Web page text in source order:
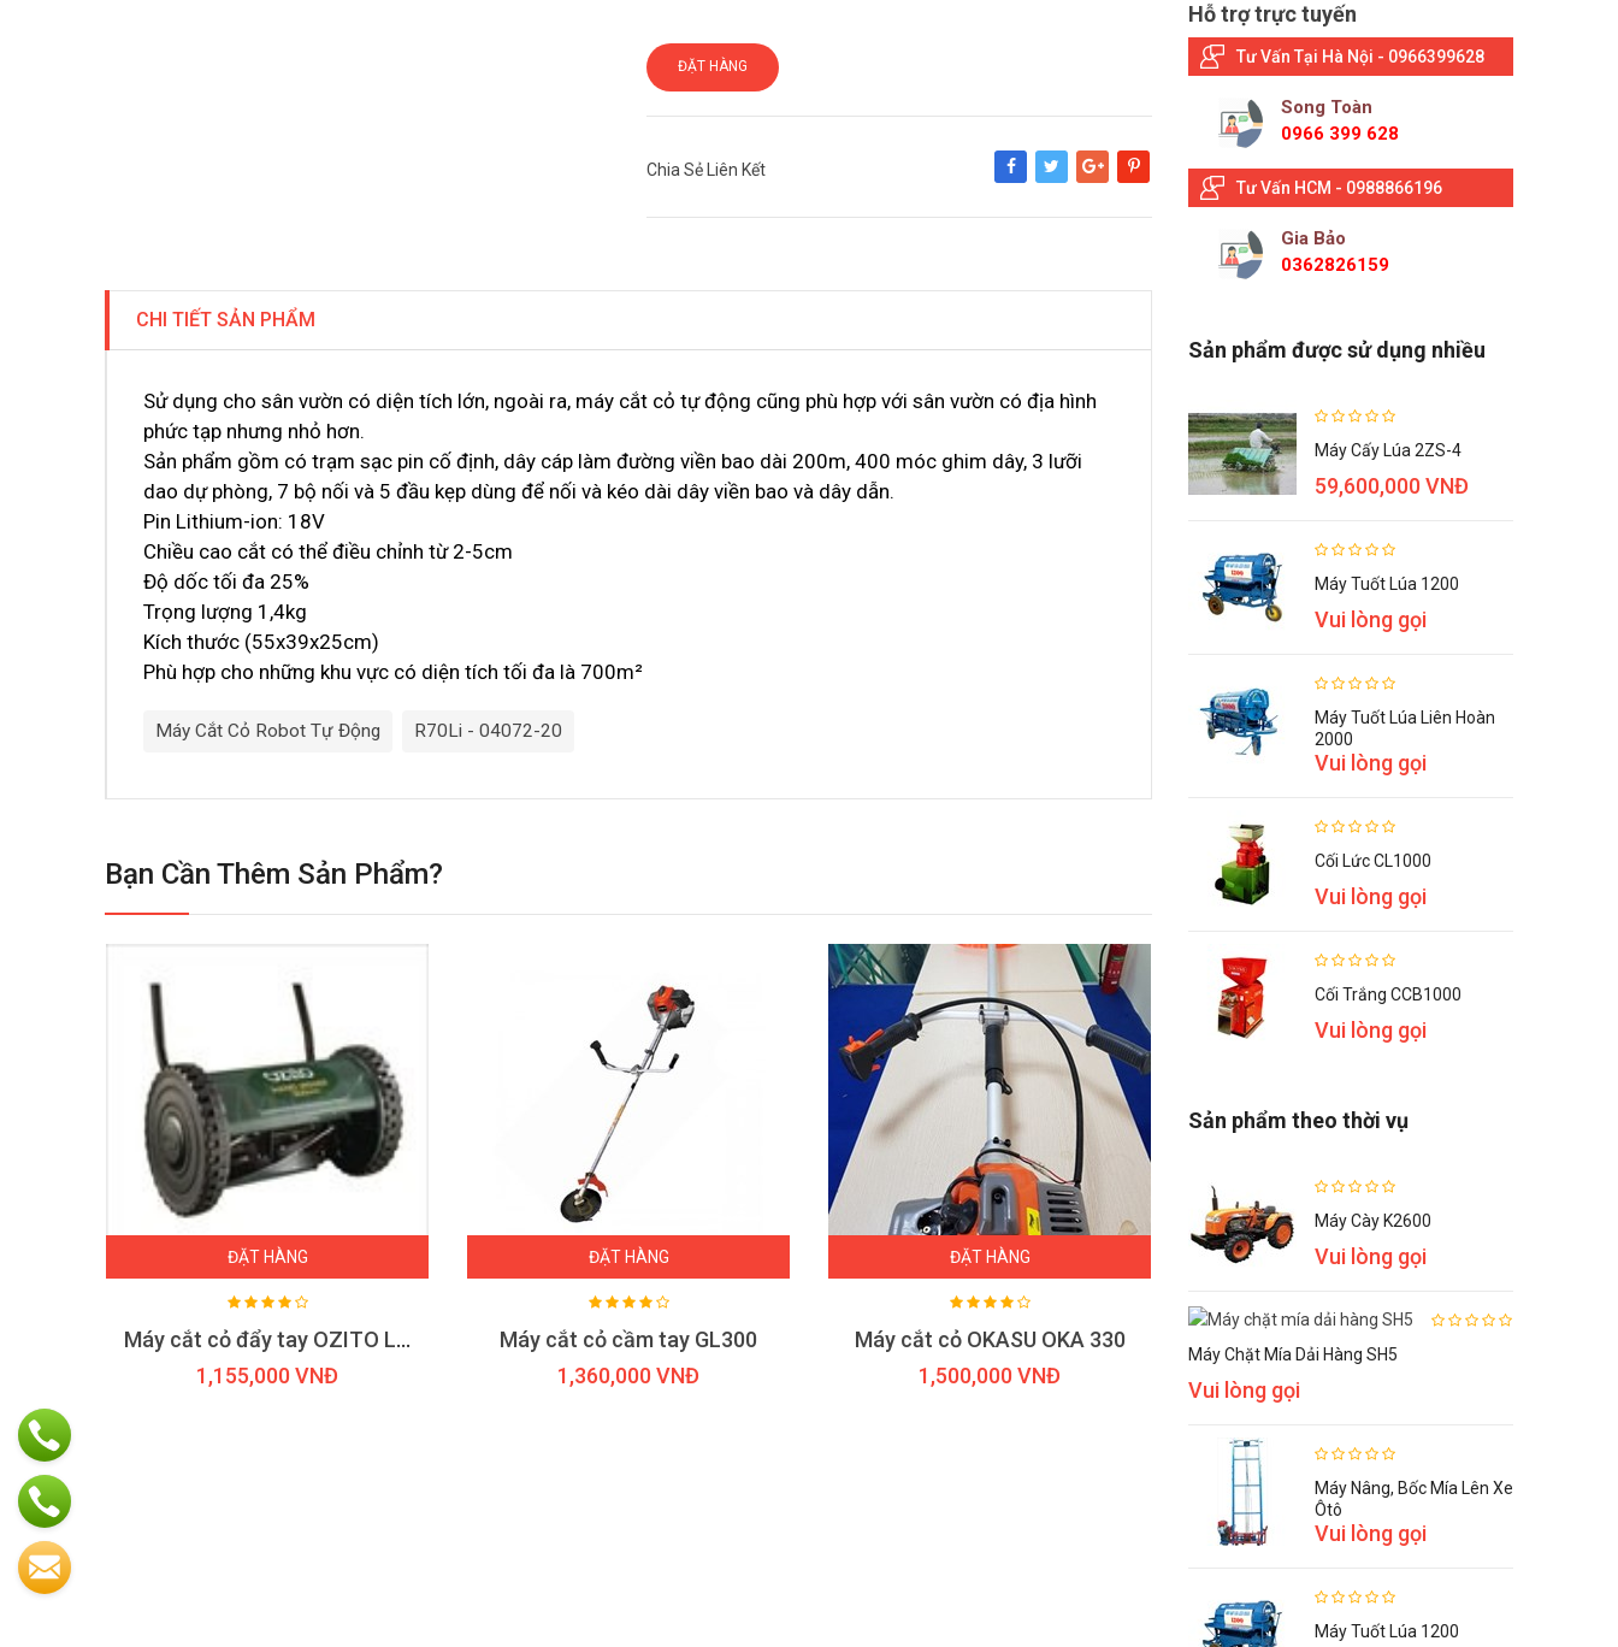
ĐẶT HÀNG
Chia Sẻ Liên Kết
Share Tweet Google+Pinterest
CHI TIẾT SẢN PHẨM
Sử dụng cho sân vườn có diện tích lớn, ngoài ra, máy cắt cỏ tự động cũng phù hợp với sân vườn có địa hình
phức tạp nhưng nhỏ hơn.
Sản phẩm gồm có trạm sạc pin cố định, dây cáp làm đường viền bao dài 200m, 400 móc ghim dây, 3 lưỡi
dao dự phòng, 7 bộ nối và 5 đầu kẹp dùng để nối và kéo dài dây viền bao và dây dẫn.
Pin Lithium-ion: 18V
Chiều cao cắt có thể điều chỉnh từ 2-5cm
Độ dốc tối đa 25%
Trọng lượng 1,4kg
Kích thước (55x39x25cm)
Phù hợp cho những khu vực có diện tích tối đa là 700m²
Máy Cắt Cỏ Robot Tự Động R70Li - 04072-20
Bạn Cần Thêm Sản Phẩm?
ĐẶT HÀNG
Máy cắt cỏ đẩy tay OZITO LMP-301
1,155,000 VNĐ
ĐẶT HÀNG
Máy cắt cỏ cầm tay GL300
1,360,000 VNĐ
ĐẶT HÀNG
Máy cắt cỏ OKASU OKA 330
1,500,000 VNĐ
ĐẶT HÀNG
Máy cắt cỏ OKASU CX-260
1,590,000 VNĐ
Hỗ trợ trực tuyến
Tư Vấn Tại Hà Nội - 0966399628
Song Toàn
0966 399 628
Tư Vấn HCM - 0988866196
Gia Bảo
0362826159
Sản phẩm được sử dụng nhiều
Máy Cấy Lúa 2ZS-4
59,600,000 VNĐ
Máy Tuốt Lúa 1200
Vui lòng gọi
Máy Tuốt Lúa Liên Hoàn
2000
Vui lòng gọi
Cối Lức CL1000
Vui lòng gọi
Cối Trắng CCB1000
Vui lòng gọi
Sản phẩm theo thời vụ
Máy Cày K2600
Vui lòng gọi
Máy Chặt Mía Dải Hàng SH5
Vui lòng gọi
Máy Nâng, Bốc Mía Lên Xe
Ôtô
Vui lòng gọi
Máy Tuốt Lúa 1200